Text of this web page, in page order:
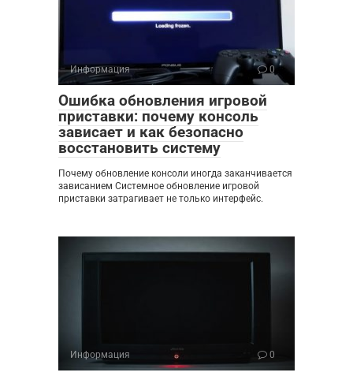
Информация 0
Ошибка обновления игровой
приставки: почему консоль
зависает и как безопасно
восстановить систему
Почему обновление консоли иногда заканчивается
зависанием Системное обновление игровой
приставки затрагивает не только интерфейс.
Информация 0